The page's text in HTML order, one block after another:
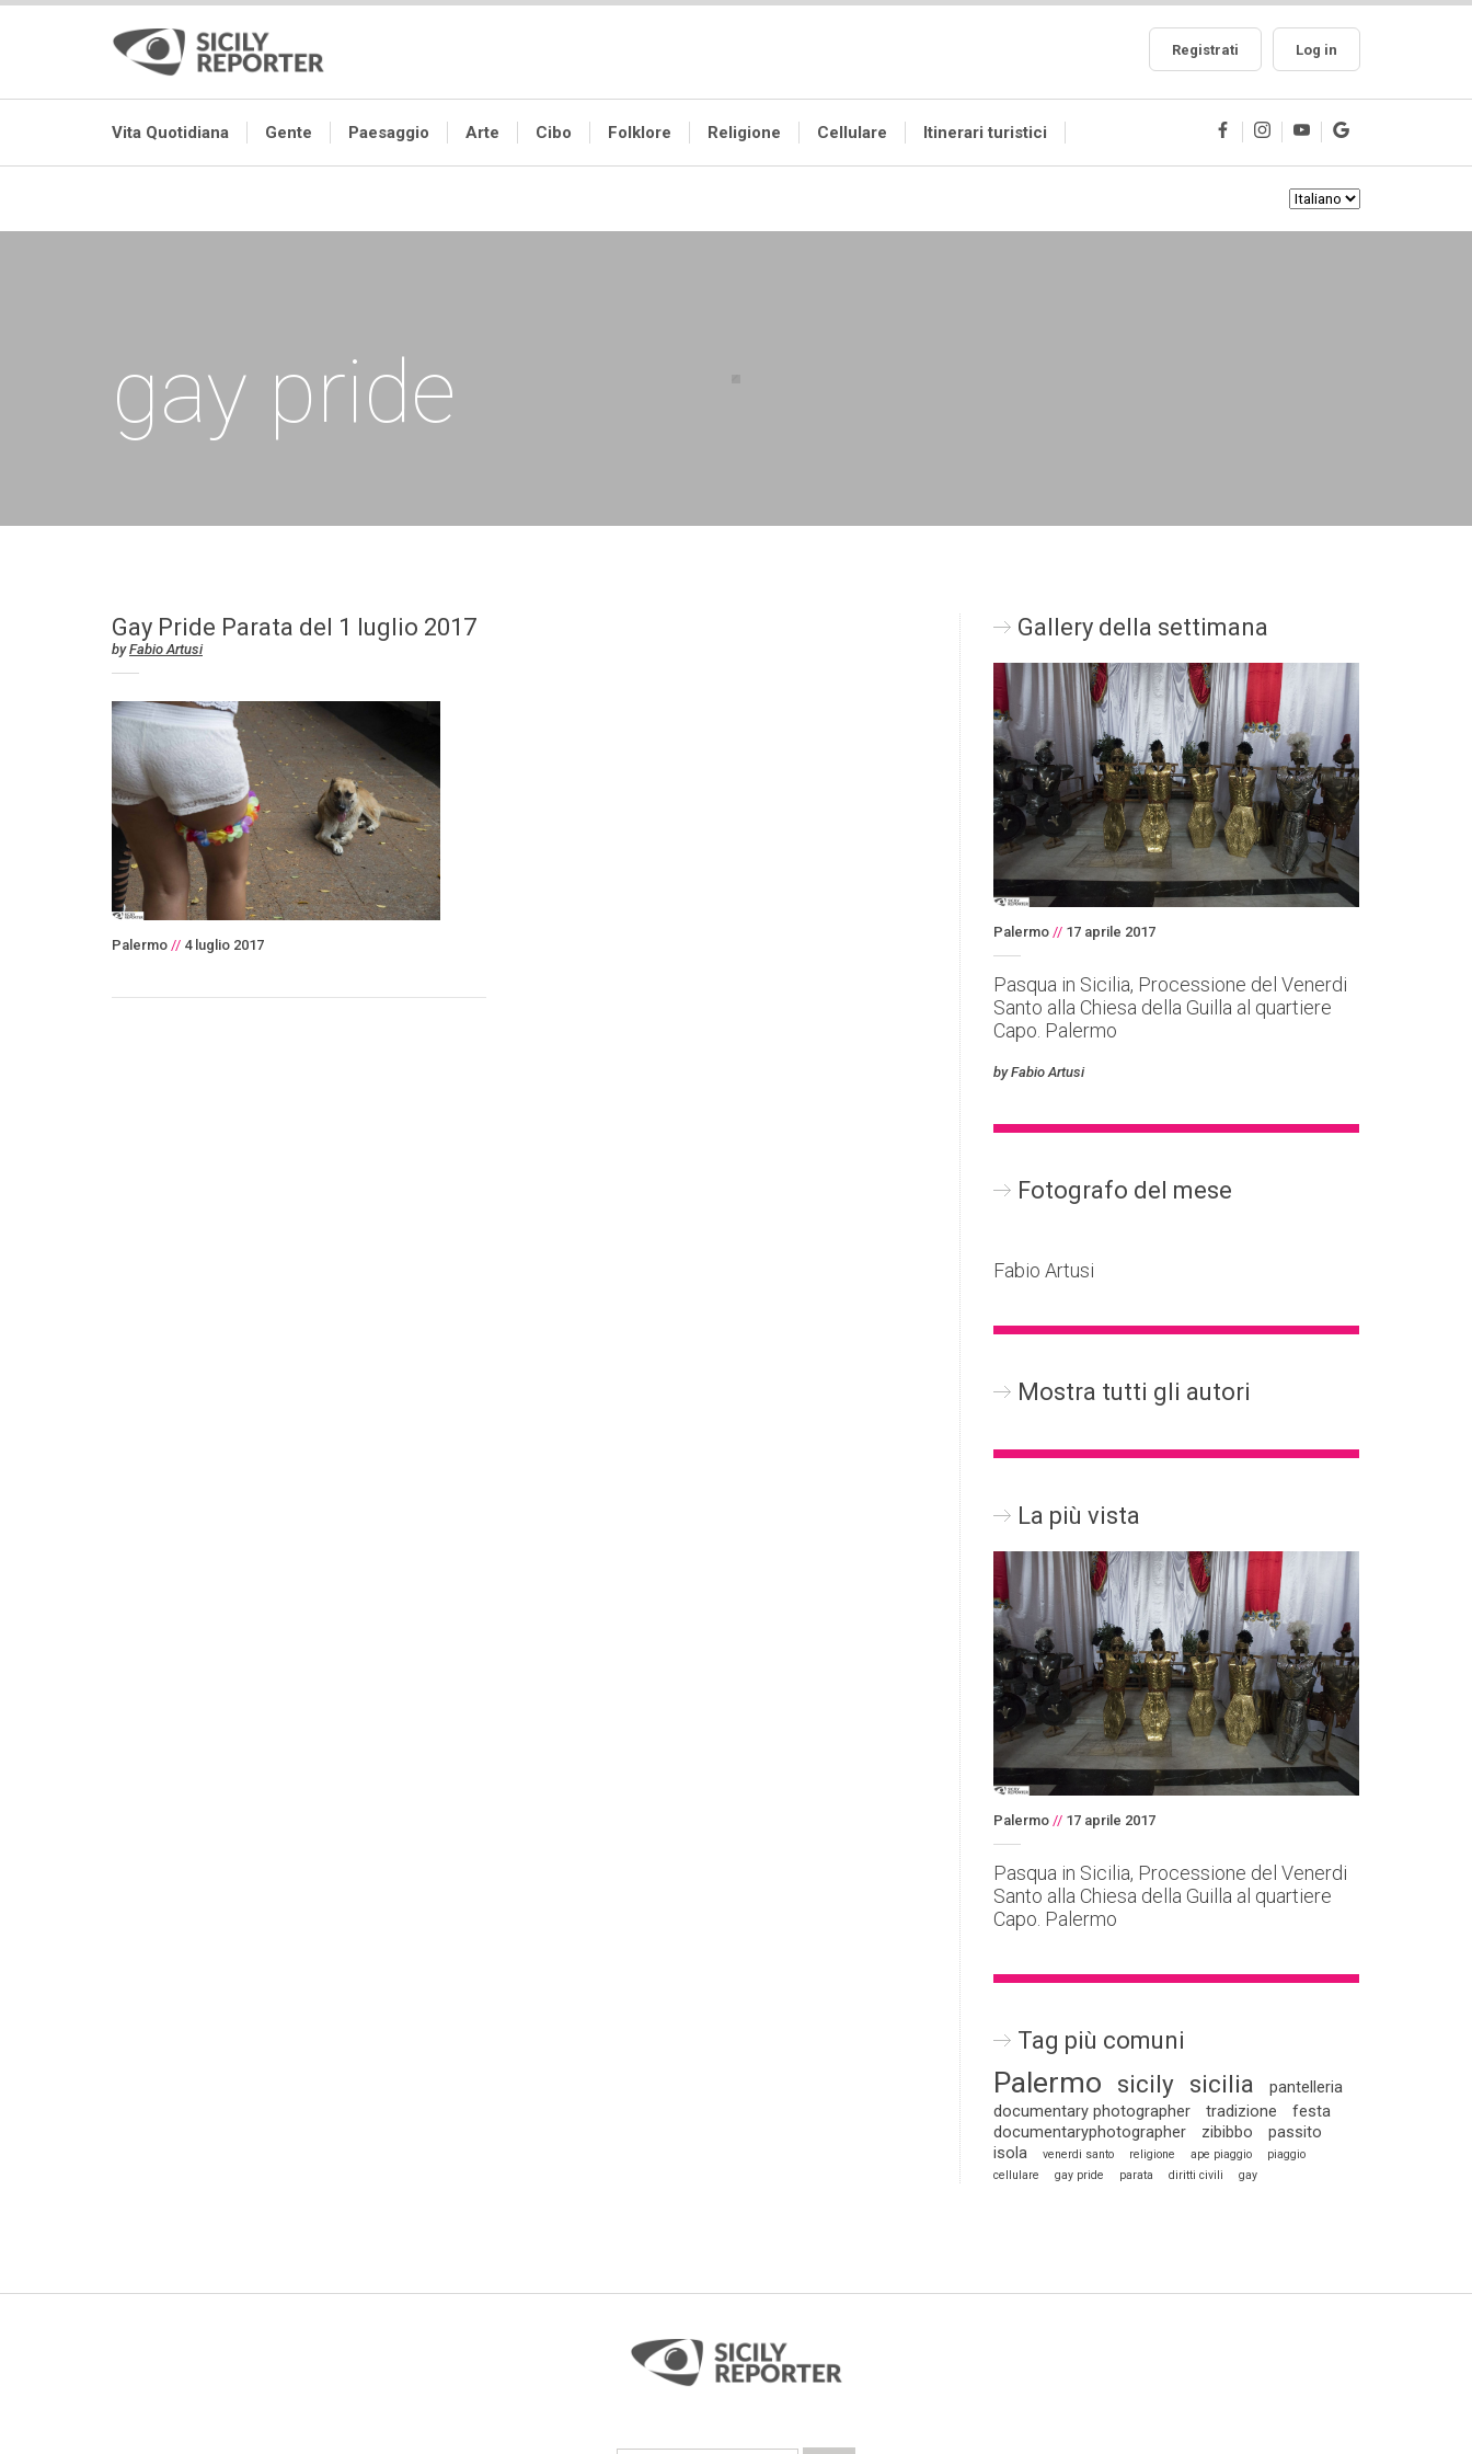
Registrati Log in
Vita Quotidiana Gente Paesaggio Arte Cibo Folklore Religione Cellulare Itinerari turistici
gay pride
Gay Pride Parata del 1 luglio 2017
byFabio Artusi
Palermo // 4 luglio 2017
Gallery della settimana
Palermo // 17 aprile 2017
Pasqua in Sicilia, Processione del Venerdi
Santo alla Chiesa della Guilla al quartiere
Capo. Palermo
by Fabio Artusi
Fotografo del mese
Fabio Artusi
Mostra tutti gli autori
La più vista
Palermo // 17 aprile 2017
Pasqua in Sicilia, Processione del Venerdi
Santo alla Chiesa della Guilla al quartiere
Capo. Palermo
Tag più comuni
Palermo sicily sicilia
pantelleria
documentary photographer
tradizione
festa
documentaryphotographer
zibibbo
passito
isola
venerdi santo religione ape piaggio
piaggio
cellulare
gay pride parata diritti civili gay